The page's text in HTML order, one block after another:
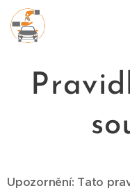
Upozornění: Tato